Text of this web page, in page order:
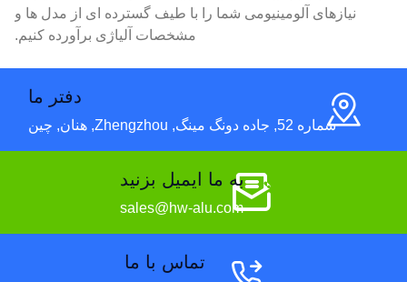
نیازهای آلومینیومی شما را با طیف گسترده ای از مدل ها و
مشخصات آلیاژی برآورده کنیم.
دفتر ما
شماره 52, جاده دونگ مینگ, Zhengzhou, هنان, چین
به ما ایمیل بزنید
sales@hw-alu.com
تماس با ما